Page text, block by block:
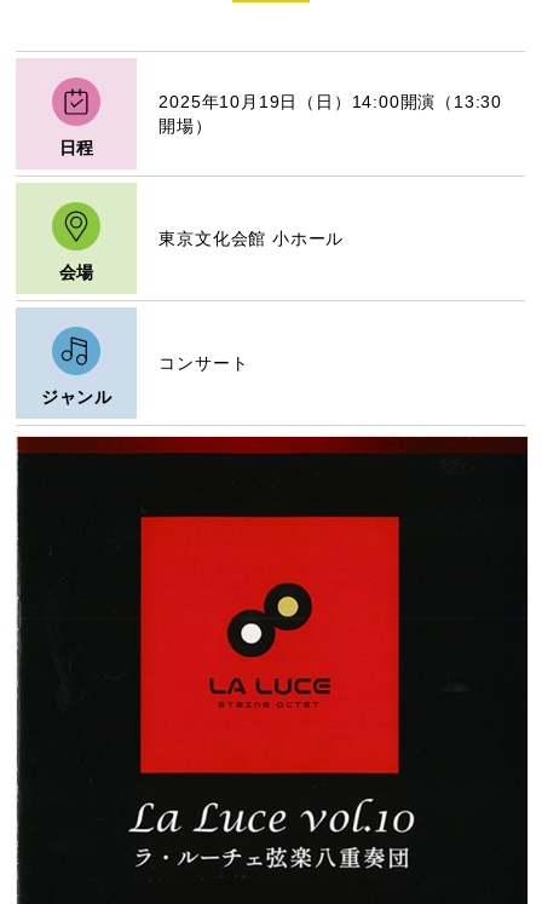
日程
2025年10月19日（日）14:00開演（13:30
開場）
会場
東京文化会館 小ホール
ジャンル
コンサート